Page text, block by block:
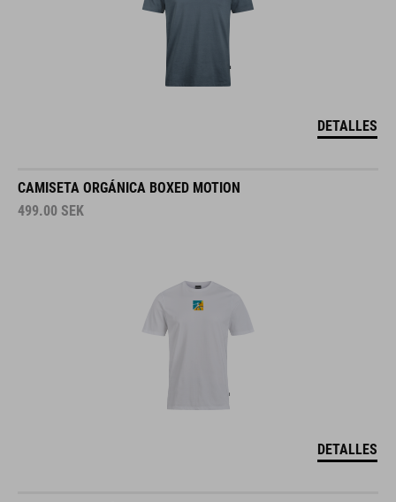
DETALLES
CAMISETA ORGÁNICA BOXED MOTION
499.00 SEK
DETALLES